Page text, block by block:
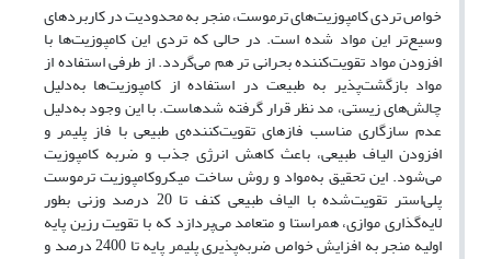
خواص تردی کامپوزیت‌های ترموست، منجر به محدودیت در کاربردهای
وسیع‌تر این مواد شده است. در حالی که تردی این کامپوزیت‌ها با
افزودن مواد تقویت‌کننده بحرانی تر هم می‌گردد. از طرفی استفاده از
مواد بازگشت‌پذیر به طبیعت در استفاده از کامپوزیت‌ها به‌دلیل
چالش‌های زیستی، مد نظر قرار گرفته شدهاست. با این وجود به‌دلیل
عدم سازگاری مناسب فازهای تقویت‌کننده‌ی طبیعی با فاز پلیمر و
افزودن الیاف طبیعی، باعث کاهش انرژی جذب و ضربه کامپوزیت
می‌شود. این تحقیق به‌مواد و روش ساخت میکروکامپوزیت ترموست
پلی‌استر تقویت‌شده با الیاف طبیعی کنف تا 20 درصد وزنی بطور
لایه‌گذاری موازی، همراستا و متعامد می‌پردازد که با تقویت رزین پایه
اولیه منجر به افزایش خواص ضربه‌پذیری پلیمر پایه تا 2400 درصد و